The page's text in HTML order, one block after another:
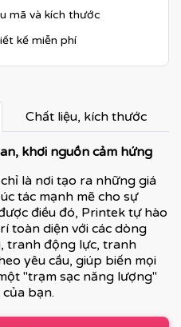
mã và kích thước
kế miễn phí
Chất liệu, kích thước
khơi nguồn cảm hứng
là nơi tạo ra những giá
tác mạnh mẽ cho sự
điều đó, Printek tự hào
toàn diện với các dòng
tranh động lực, tranh
yêu cầu, giúp biến mọi
"trạm sạc năng lượng"
bạn.